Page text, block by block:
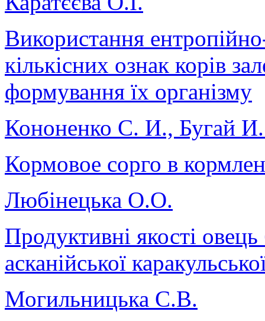
Використання
кількісних ознак корів
формування їх організму
Кононенко С. И., Бугай
Кормовое сорго в
Любінецька О.О.
Продуктивні якості
асканійської
Могильницька С.В.